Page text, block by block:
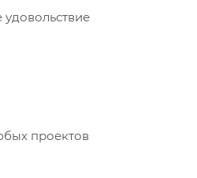
проектов